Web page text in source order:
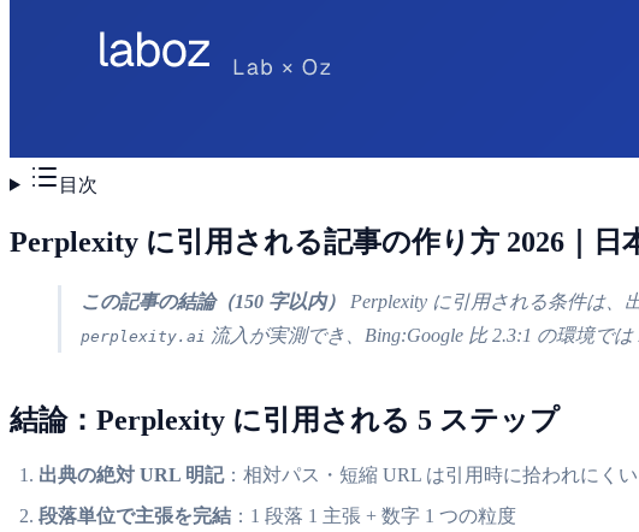
目次
Perplexity に引用される記事の作り方 2026｜
この記事の結論（150 字以内） Perplexity に引用される条件は、
perplexity.ai 流入が実測でき、Bing:Google 比 2.3:1 の環境で
結論：Perplexity に引用される 5 ステップ
出典の絶対 URL 明記：相対パス・短縮 URL は引用時に拾われにくい
段落単位で主張を完結 ：1 段落 1 主張 + 数字 1 つの粒度